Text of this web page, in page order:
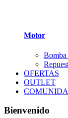
Motor
Bomba
OFERTAS
OUTLET
Bienvenido